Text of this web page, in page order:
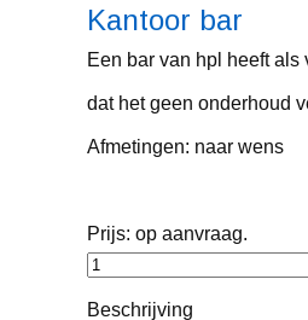
Kantoor bar
Een bar van hpl heeft als
dat het geen onderhoud
Afmetingen: naar wens
Prijs: op aanvraag.
Beschrijving